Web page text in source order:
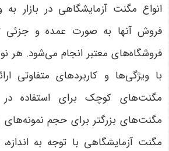
انواع مگنت آزمایشگاهی در بازار
فروش آنها به صورت عمده و جزئی
فروشگاه‌های معتبر انجام می‌شود. هر
با ویژگی‌ها و کاربردهای متفاوتی
مگنت‌های کوچک برای استفاده
مگنت‌های بزرگتر برای حجم
مگنت آزمایشگاهی با توجه به